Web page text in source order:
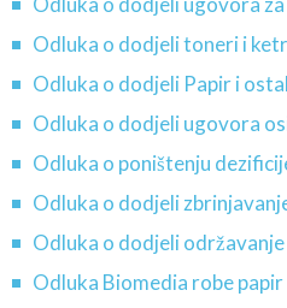
Odluka o dodjeli toneri i
Odluka o dodjeli Papir i
Odluka o dodjeli ugovora
Odluka o poništenju
Odluka o dodjeli
Odluka o dodjeli
Odluka Biomedia robe papir